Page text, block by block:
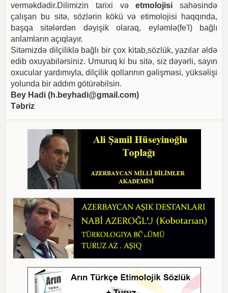
verməkdədir.Dilimizin tarixi vəetmolojisi sahəsində
çalışan bu sitə, sözlərin kökü və etimolojisi haqqında,
başqa sitələrdən dəyişik olaraq, eyləmlə(fe'l) bağlı
anlamların açıqlayır.
Sitəmizdə dilçiliklə bağlı bir çox kitab,sözlük, yazılar əldə
edib oxuyabilərsiniz. Umuruq ki bu sitə, siz dəyərli, sayın
oxucular yardımıyla, dilçilik qollarının gəlişməsi, yüksəlişi
yolunda bir addım götürəbilsin.
Bey Hadi (h.beyhadi@gmail.com)
Təbriz